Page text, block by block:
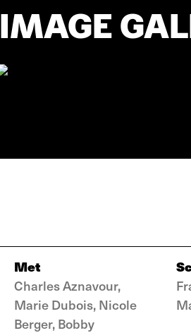
IMAGE
Met
Charles Aznavour,
Marie Dubois, Nicole
Berger, Bobby